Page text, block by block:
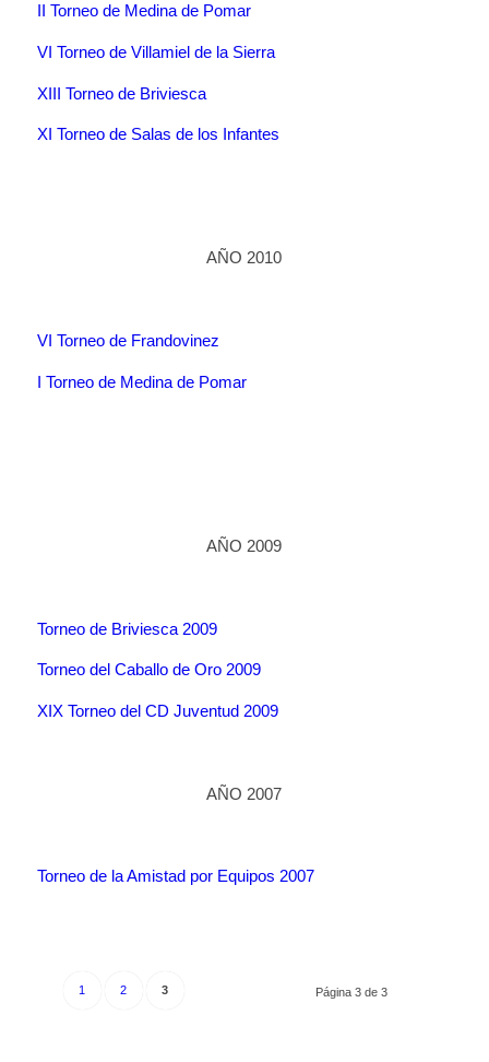
II Torneo de Medina de Pomar
VI Torneo de Villamiel de la Sierra
XIII Torneo de Briviesca
XI Torneo de Salas de los Infantes
AÑO 2010
VI Torneo de Frandovinez
I Torneo de Medina de Pomar
AÑO 2009
Torneo de Briviesca 2009
Torneo del Caballo de Oro 2009
XIX Torneo del CD Juventud 2009
AÑO 2007
Torneo de la Amistad por Equipos 2007
Página 3 de 3
1 2 3